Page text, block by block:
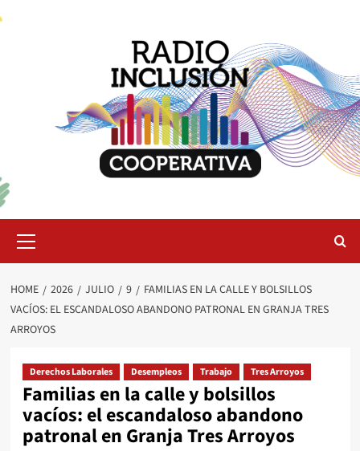
Menu
HOME 2026 JULIO 9
FAMILIAS EN LA CALLE Y BOLSILLOS
VACÍOS: EL ESCANDALOSO ABANDONO PATRONAL EN GRANJA TRES
ARROYOS
Derechos Laborales Desempleos Trabajo Tres Arroyos
Familias en la calle y bolsillos
vacíos: el escandaloso abandono
patronal en Granja Tres Arroyos